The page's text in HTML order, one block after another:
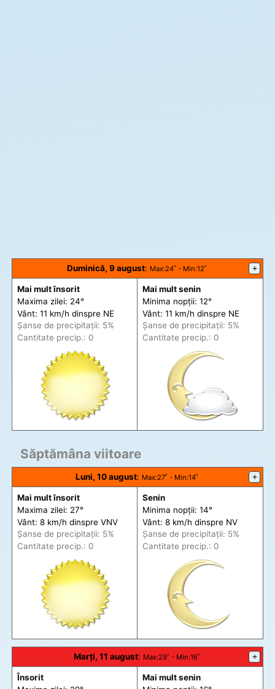
Duminică, 9 august: Max:24˚ - Min:12˚ +
Mai mult însorit
Maxima zilei: 24°
Vânt: 11 km/h dinspre NE
Șanse de precipitații: 5%
Cantitate precip.: 0
Mai mult senin
Minima nopții: 12°
Vânt: 11 km/h dinspre NE
Șanse de precipitații: 5%
Cantitate precip.: 0
Săptămâna viitoare
Luni, 10 august: Max:27˚ - Min:14˚ +
Mai mult însorit
Maxima zilei: 27°
Vânt: 8 km/h dinspre VNV
Șanse de precipitații: 5%
Cantitate precip.: 0
Senin
Minima nopții: 14°
Vânt: 8 km/h dinspre NV
Șanse de precipitații: 5%
Cantitate precip.: 0
Marți, 11 august: Max:29˚ - Min:16˚ +
Însorit
Mai mult senin